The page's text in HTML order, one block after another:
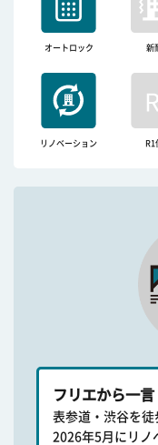
オートロック 新
リノベーション R1
フリエから一言
表参道・渋谷を徒
2026年5月にリノ